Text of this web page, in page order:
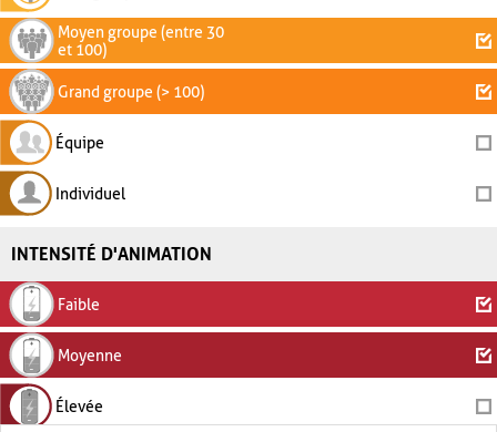
Moyen groupe (entre 30
et 100)
Grand groupe (> 100)
Équipe
Individuel
INTENSITÉ D'ANIMATION
Faible
Moyenne
Élevée